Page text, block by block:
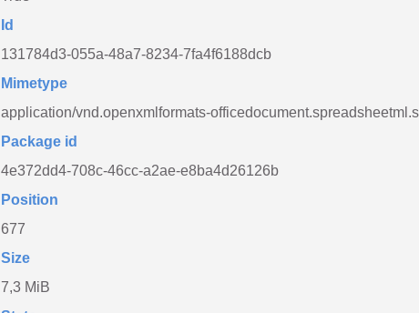
Id
131784d3-055a-48a7-8234-7fa4f6188dcb
Mimetype
application/vnd.openxmlformats-
Package id
4e372dd4-708c-46cc-a2ae-e8ba4d26126b
Position
677
Size
7,3 MiB